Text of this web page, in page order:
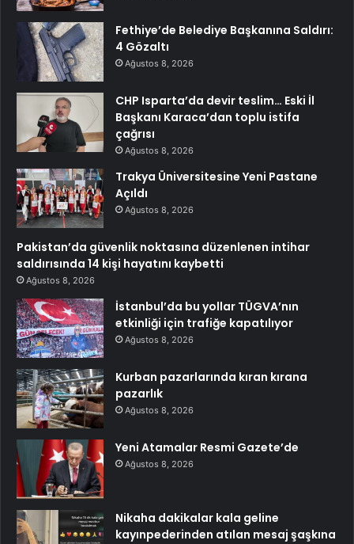
Fethiye’de Belediye Başkanına Saldırı:
4 Gözaltı
Ağustos 8, 2026
CHP Isparta’da devir teslim… Eski İl
Başkanı Karaca’dan toplu istifa
çağrısı
Ağustos 8, 2026
Trakya Üniversitesine Yeni Pastane
Açıldı
Ağustos 8, 2026
Pakistan’da güvenlik noktasına düzenlenen intihar
saldırısında 14 kişi hayatını kaybetti
Ağustos 8, 2026
İstanbul’da bu yollar TÜGVA’nın
etkinliği için trafiğe kapatılıyor
Ağustos 8, 2026
Kurban pazarlarında kıran kırana
pazarlık
Ağustos 8, 2026
Yeni Atamalar Resmi Gazete’de
Ağustos 8, 2026
Nikaha dakikalar kala geline
kayınpederinden atılan mesaj şaşkına